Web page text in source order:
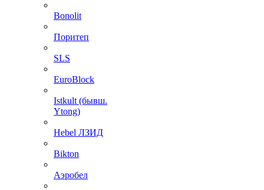
Bonolit
Поритеп
SLS
EuroBlock
Istkult (бывш.
Ytong)
Hebel ЛЗИД
Bikton
Аэробел